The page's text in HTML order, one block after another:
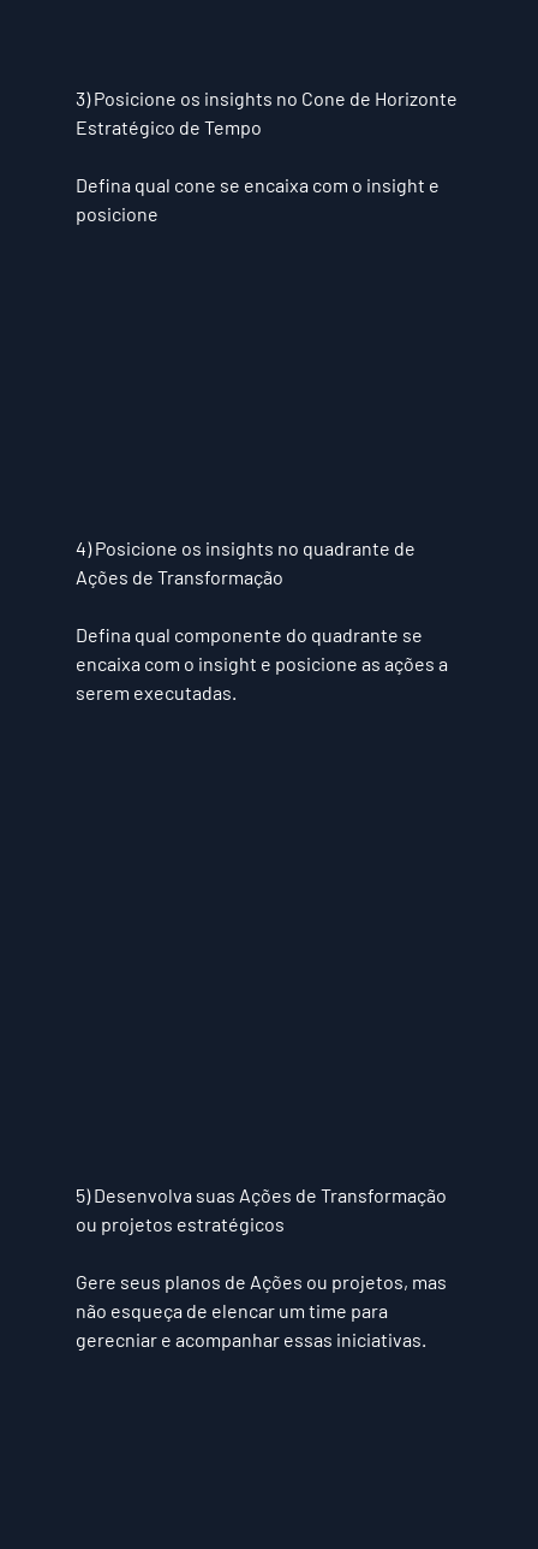
3) Posicione os insights no Cone de Horizonte
Estratégico de Tempo
Defina qual cone se encaixa com o insight e
posicione
4) Posicione os insights no quadrante de
Ações de Transformação
Defina qual componente do quadrante se
encaixa com o insight e posicione as ações a
serem executadas.
5) Desenvolva suas Ações de Transformação
ou projetos estratégicos
Gere seus planos de Ações ou projetos, mas
não esqueça de elencar um time para
gerecniar e acompanhar essas iniciativas.